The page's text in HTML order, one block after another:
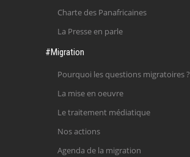
Charte des Panafricaines
La Presse en parle
#Migration
Pourquoi les questions migratoires ?
La mise en oeuvre
Le traitement médiatique
Nos actions
Agenda de la migration